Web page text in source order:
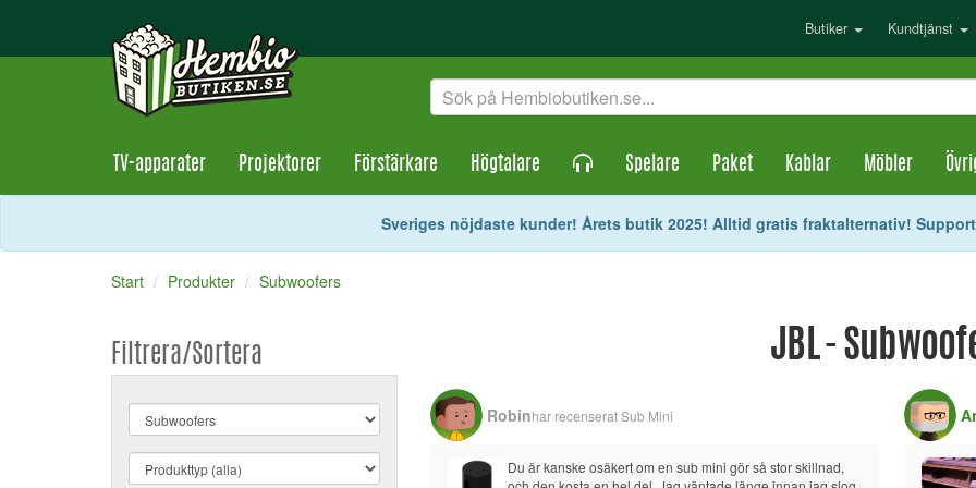
Butiker Kundtjänst
TV-apparater Projektorer Förstärkare Högtalare Spelare Paket Kablar Möbler
Sveriges nöjdaste kunder! Årets butik 2025! Alltid gratis fraktalternativ!
Start Produkter Subwoofers
Filtrera/Sortera JBL -
Robinhar recenseratSub Mini
Du är kanske osäkert om en sub mini gör så stor skillnad,